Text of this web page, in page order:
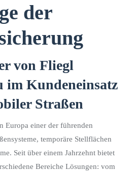
der
von Fliegl
im Kundeneinsatz
Straßen
Europa einer der führenden
temporäre Stellflächen
Seit über einem Jahrzehnt bietet
Bereiche Lösungen: vom